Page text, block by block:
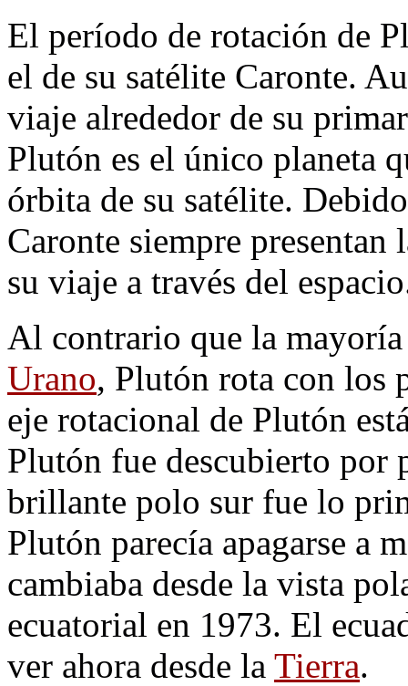
El período de rotación de
el de su satélite Caronte.
viaje alrededor de su
Plutón es el único planeta
órbita de su satélite.
Caronte siempre presentan
su viaje a través del
Al contrario que la
Urano, Plutón rota con los
eje rotacional de Plutón
Plutón fue descubierto por
brillante polo sur fue lo
Plutón parecía apagarse a
cambiaba desde la vista
ecuatorial en 1973. El
ver ahora desde la Tierra.